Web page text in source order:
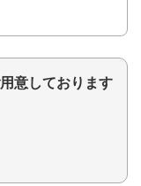
意しております